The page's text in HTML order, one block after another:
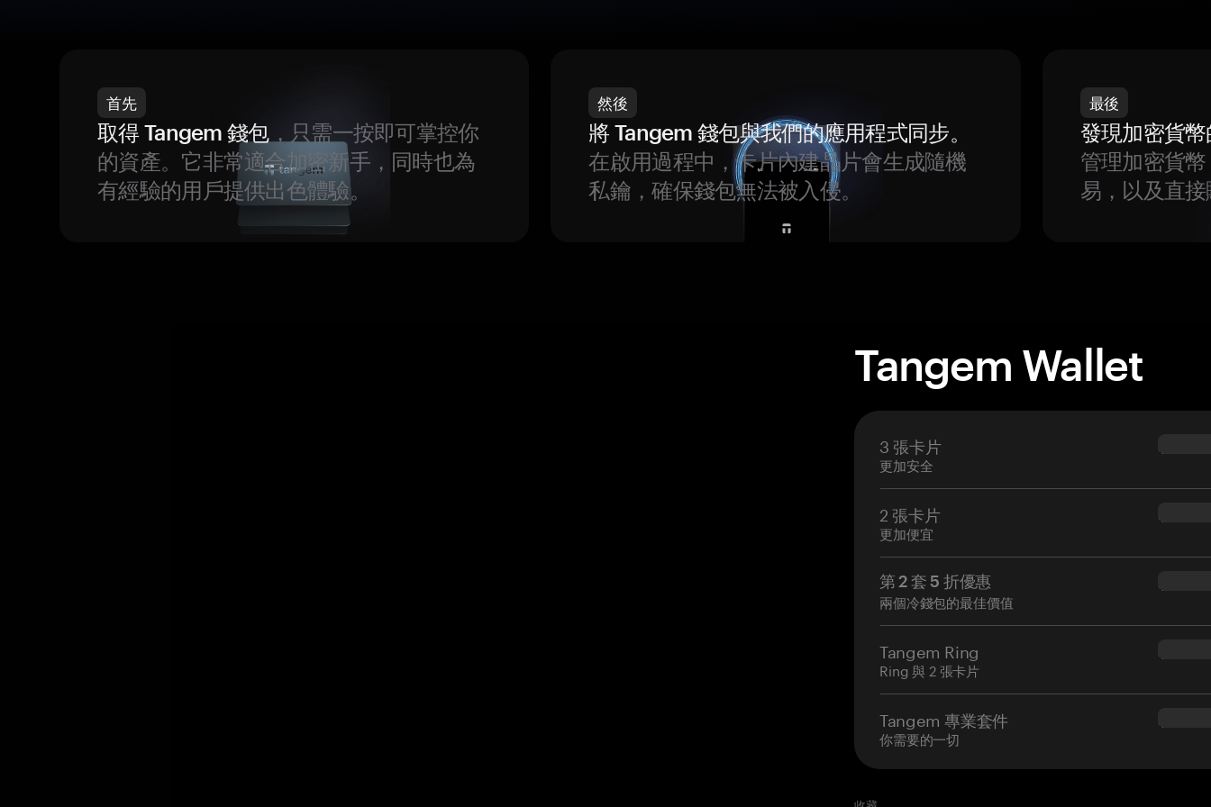
首先
取得 Tangem 錢包，只需一按即可掌控你
的資產。它非常適合加密新手，同時也為
有經驗的用戶提供出色體驗。
然後
將 Tangem 錢包與我們的應用程式同步。
在啟用過程中，卡片內建晶片會生成隨機
私鑰，確保錢包無法被入侵。
最後
發現加密貨
管理加密貨
易，以及直
Tangem Wallet
3 張卡片
更加安全
$69.90
2 張卡片
更加便宜
$54.90
第 2 套 5 折優惠
兩個冷錢包的最佳價值
$34.95
Tangem Ring
Ring 與 2 張卡片
Tangem 專業套件
你需要的一切